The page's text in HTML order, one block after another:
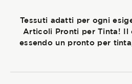
Tessuti adatti per ogni
Articoli Pronti per Tinta! Il
essendo un pronto per